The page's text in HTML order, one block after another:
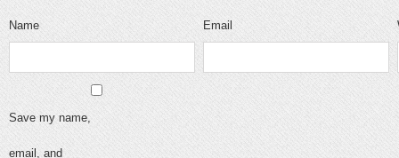
Name Email
Save my name,
email, and